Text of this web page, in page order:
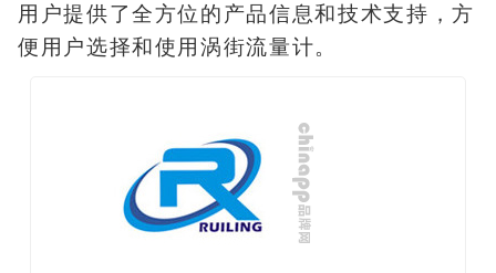
用户提供了全方位的产品信息和技术支持，方
便用户选择和使用涡街流量计。